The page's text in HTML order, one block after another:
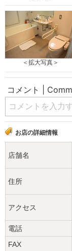
＜拡大写真＞
お店の詳細情報
店舗名
住所
アクセス
電話
FAX